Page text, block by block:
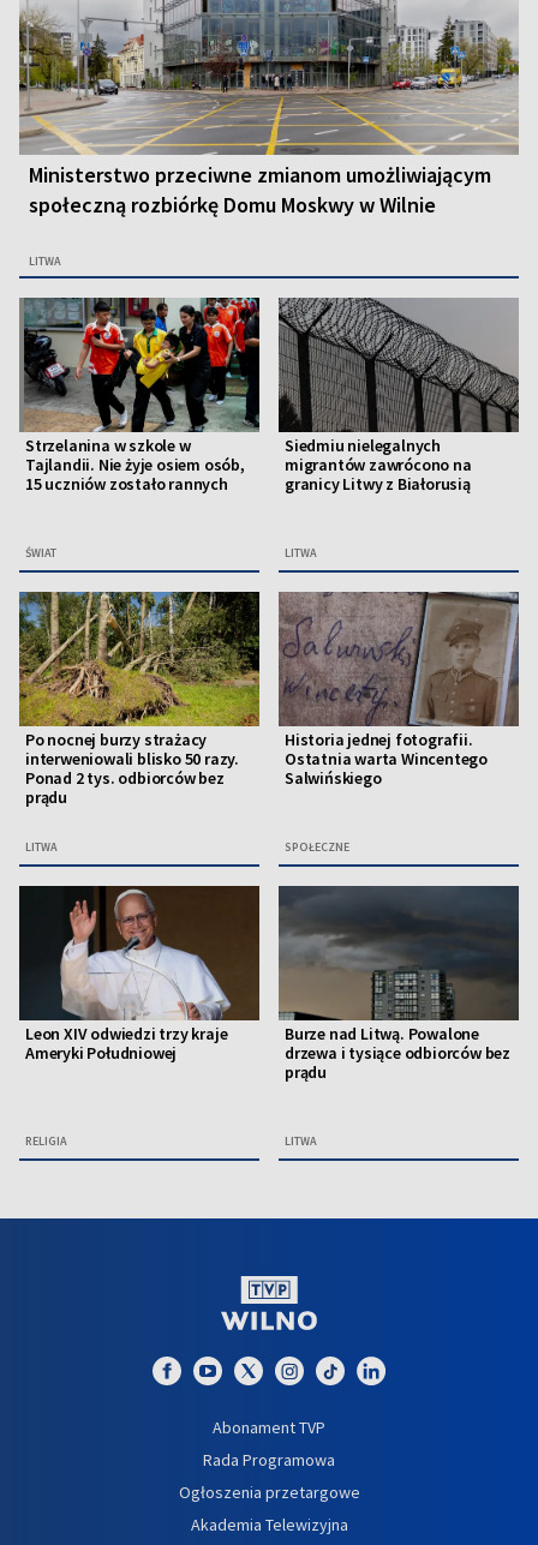
Ministerstwo przeciwne zmianom umożliwiającym
społeczną rozbiórkę Domu Moskwy w Wilnie
LITWA
Strzelanina w szkole w
Tajlandii. Nie żyje osiem osób,
15 uczniów zostało rannych
ŚWIAT
Siedmiu nielegalnych
migrantów zawrócono na
granicy Litwy z Białorusią
LITWA
Po nocnej burzy strażacy
interweniowali blisko 50 razy.
Ponad 2 tys. odbiorców bez
prądu
LITWA
Historia jednej fotografii.
Ostatnia warta Wincentego
Salwińskiego
SPOŁECZNE
Leon XIV odwiedzi trzy kraje
Ameryki Południowej
RELIGIA
Burze nad Litwą. Powalone
drzewa i tysiące odbiorców bez
prądu
LITWA
Abonament TVP
Rada Programowa
Ogłoszenia przetargowe
Akademia Telewizyjna